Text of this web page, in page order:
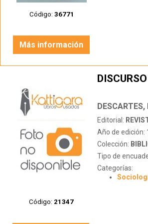
Código: 36771
Más información
Código: 21347
DESCARTES,
Editorial:
Año de edición:
Colección:
Tipo de
Categorías: